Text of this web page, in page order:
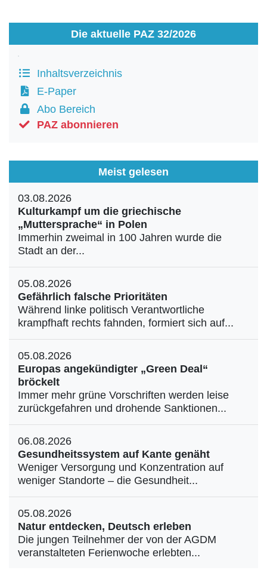
Die aktuelle PAZ 32/2026
Inhaltsverzeichnis
E-Paper
Abo Bereich
PAZ abonnieren
Meist gelesen
03.08.2026
Kulturkampf um die griechische
„Muttersprache“ in Polen
Immerhin zweimal in 100 Jahren wurde die
Stadt an der...
05.08.2026
Gefährlich falsche Prioritäten
Während linke politisch Verantwortliche
krampfhaft rechts fahnden, formiert sich auf...
05.08.2026
Europas angekündigter „Green Deal“
bröckelt
Immer mehr grüne Vorschriften werden leise
zurückgefahren und drohende Sanktionen...
06.08.2026
Gesundheitssystem auf Kante genäht
Weniger Versorgung und Konzentration auf
weniger Standorte – die Gesundheit...
05.08.2026
Natur entdecken, Deutsch erleben
Die jungen Teilnehmer der von der AGDM
veranstalteten Ferienwoche erlebten...